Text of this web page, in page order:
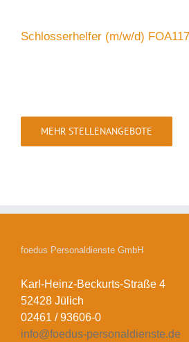
Schlosserhelfer (m/w/d)
MEHR STELLENANGEBOTE
foedus Personaldienste GmbH
Karl-Heinz-Beckurts-Straße 4
52428 Jülich
02461 / 93606-0
info@foedus-personaldienste.de